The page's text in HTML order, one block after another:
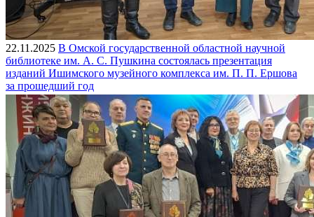
22.11.2025 В Омской государственной областной научной
библиотеке им. А. С. Пушкина состоялась презентация
изданий Ишимского музейного комплекса им. П. П. Ершова
за прошедший год